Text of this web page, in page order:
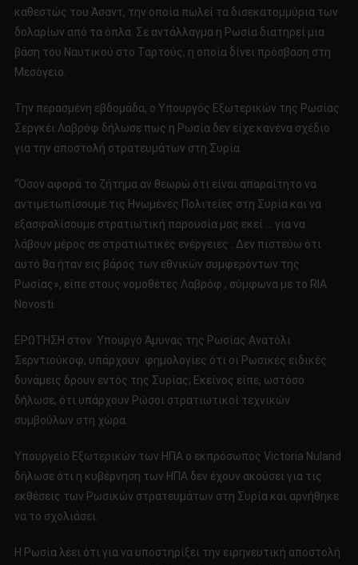
καθεστώς του Άσαντ, την οποία πωλεί τα δισεκατομμύρια των
δολαρίων από τα όπλα. Σε αντάλλαγμα η Ρωσία διατηρεί μια
βάση του Ναυτικού στο Ταρτούς, η οποία δίνει πρόσβαση στη
Μεσόγειο.
Την περασμένη εβδομάδα, ο Υπουργός Εξωτερικών της Ρωσίας
Σεργκέι Λαβρόφ δήλωσε πως η Ρωσία δεν είχε κανένα σχέδιο
για την αποστολή στρατευμάτων στη Συρία.
“Όσον αφορά το ζήτημα αν θεωρώ ότι είναι απαραίτητο να
αντιμετωπίσουμε τις Ηνωμένες Πολιτείες στη Συρία και να
εξασφαλίσουμε στρατιωτική παρουσία μας εκεί … για να
λάβουν μέρος σε στρατιωτικές ενέργειες . Δεν πιστεύω ότι
αυτό θα ήταν εις βάρος των εθνικών συμφερόντων της
Ρωσίας», είπε στους νομοθέτες Λαβρόφ , σύμφωνα με το RIA
Novosti.
ΕΡΩΤΗΣΗ στον Υπουργό Άμυνας της Ρωσίας Ανατόλι
Σερντιούκοφ, υπάρχουν φημολογίες ότι οι Ρωσικές ειδικές
δυνάμεις δρουν εντός της Συρίας; Εκείνος είπε, ωστόσο
δήλωσε, ότι υπάρχουν Ρώσοι στρατιωτικοί τεχνικών
συμβούλων στη χώρα.
Υπουργείο Εξωτερικών των ΗΠΑ ο εκπρόσωπος Victoria Nuland
δήλωσε ότι η κυβέρνηση των ΗΠΑ δεν έχουν ακούσει για τις
εκθέσεις των Ρωσικών στρατευμάτων στη Συρία και αρνήθηκε
να το σχολιάσει.
Η Ρωσία λέει ότι για να υποστηρίξει την ειρηνευτική αποστολή